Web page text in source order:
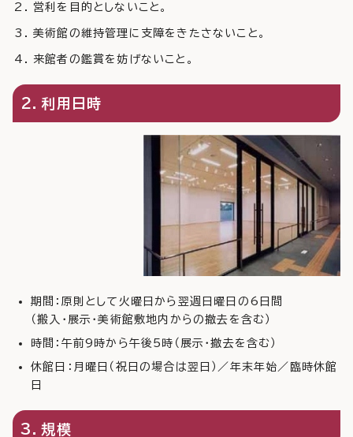
営利を目的としないこと。
美術館の維持管理に支障をきたさないこと。
来館者の鑑賞を妨げないこと。
2．利用日時
期間：原則として火曜日から翌週日曜日の6日間
（搬入・展示・美術館敷地内からの撤去を含む）
時間：午前9時から午後5時（展示・撤去を含む）
休館日：月曜日（祝日の場合は翌日）／年末年始／臨時休館
日
3．規模